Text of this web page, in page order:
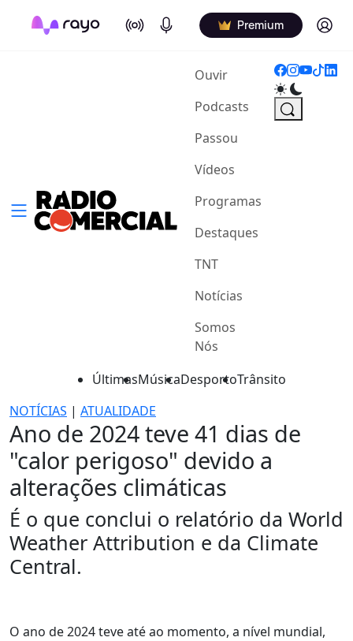
On Air Podcasts Premium Log in
Ouvir(current)
Podcasts
Passou
Vídeos
Programas
Destaques
TNT
Notícias
Somos
Nós
ÚltimasMúsicaDesportoTrânsito
NOTÍCIAS | ATUALIDADE
Ano de 2024 teve 41 dias de
"calor perigoso" devido a
alterações climáticas
É o que conclui o relatório da World
Weather Attribution e da Climate
Central.
O ano de 2024 teve até ao momento, a nível mundial,